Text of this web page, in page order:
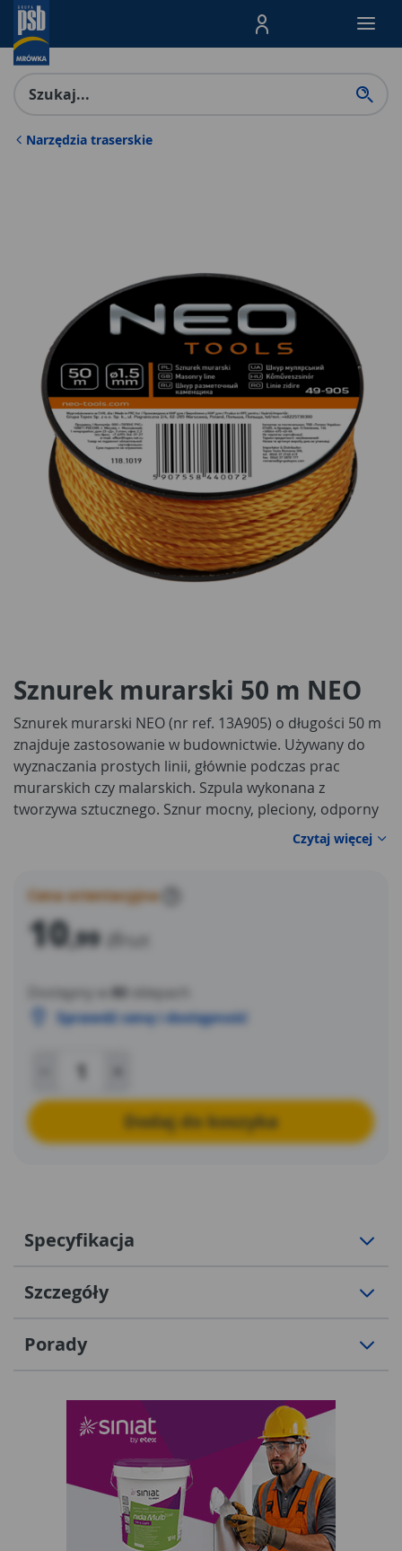
Menu Produktów,
Narzędzia traserskie
Sznurek murarski 50 m NEO
Sznurek murarski NEO (nr ref. 13A905) o długości 50 m
znajduje zastosowanie w budownictwie. Używany do
wyznaczania prostych linii, głównie podczas prac
murarskich czy malarskich. Szpula wykonana z
tworzywa sztucznego. Sznur mocny, pleciony, odporny
na zerwanie. Marka NEO spełnia oczekiwaniaCzytaj więcej
Cena orientacyjna
10,99 zł
Dostępny w 80
sklepach
Sprawdź cenę i dostępność
Dodaj do koszyka
Specyfikacja
Szczegóły
Porady